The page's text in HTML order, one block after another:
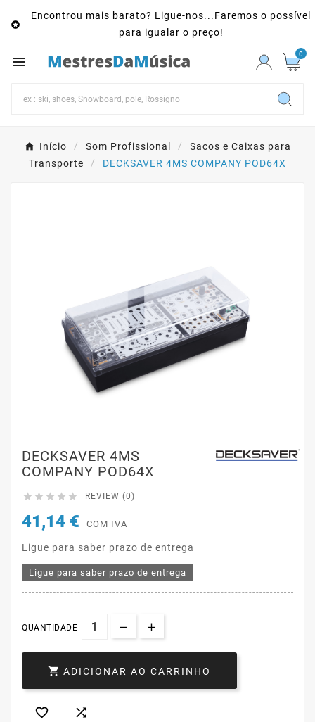

Encontrou mais barato? Ligue-nos...Faremos o possível
para igualar o preço!
 0
Início Som Profissional
Sacos e Caixas para
Transporte
DECKSAVER 4MS COMPANY POD64X
DECKSAVER 4MS
COMPANY POD64X
     REVIEW (0)
41,14 € COM IVA
Ligue para saber prazo de entrega
Ligue para saber prazo de entrega
QUANTIDADE
 ADICIONAR AO CARRINHO
 